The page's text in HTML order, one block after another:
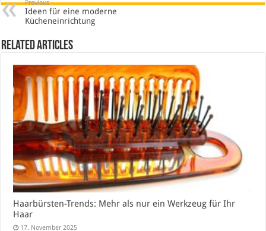
Previous
Ideen für eine moderne
Kücheneinrichtung
Related Articles
Haarbürsten-Trends: Mehr als nur ein Werkzeug für Ihr
Haar
17. November 2025